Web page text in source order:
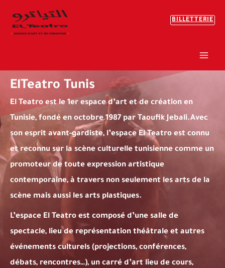
BILLETTERIE
ElTeatro Tunis
El Teatro est le 1er espace d’art et de création en
Tunisie, fondé en octobre 1987 par Taoufik Jebali.Avec
son esprit avant-gardiste, l’espace El Teatro est connu
et reconnu sur la scène culturelle tunisienne comme un
promoteur de toute expression artistique
contemporaine, à travers non seulement les arts de la
scène mais aussi les arts plastiques.
L’espace El Teatro est composé d’une salle de
spectacle, lieu de représentation théâtrale et autres
événements culturels (projections, conférences,
débats, rencontres…), un carré d’art lieu de cours,